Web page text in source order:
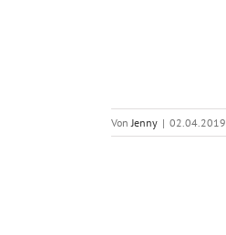
VonJenny | 02.04.2019